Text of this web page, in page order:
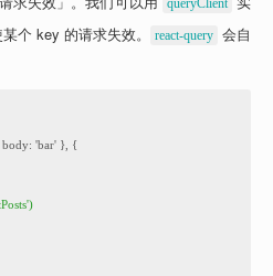
queryClient
个 key 的请求失效。 react-query 会自
'bar' }, {